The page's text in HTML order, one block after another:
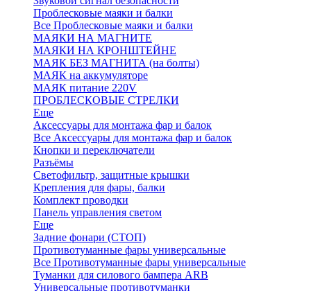
Проблесковые маяки и балки
Все Проблесковые маяки и балки
МАЯКИ НА МАГНИТЕ
МАЯКИ НА КРОНШТЕЙНЕ
МАЯК БЕЗ МАГНИТА (на болты)
МАЯК на аккумуляторе
МАЯК питание 220V
ПРОБЛЕСКОВЫЕ СТРЕЛКИ
Еще
Аксессуары для монтажа фар и балок
Все Аксессуары для монтажа фар и балок
Кнопки и переключатели
Разъёмы
Светофильтр, защитные крышки
Крепления для фары, балки
Комплект проводки
Панель управления светом
Еще
Задние фонари (СТОП)
Противотуманные фары универсальные
Все Противотуманные фары универсальные
Туманки для силового бампера ARB
Универсальные противотуманки